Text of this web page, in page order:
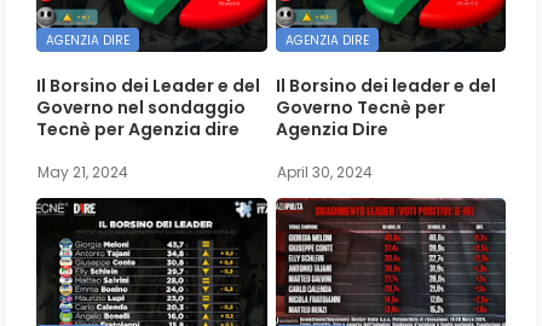
AGENZIA DIRE
Il Borsino dei Leader e del
Governo nel sondaggio
Tecnè per Agenzia dire
May 21, 2024
AGENZIA DIRE
Il Borsino dei leader e del
Governo Tecnè per
Agenzia Dire
April 30, 2024